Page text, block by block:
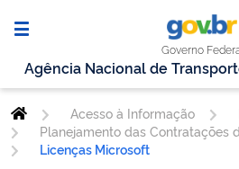
Governo
Agência Nacional de
Acesso à Informação
Licenças Microsoft